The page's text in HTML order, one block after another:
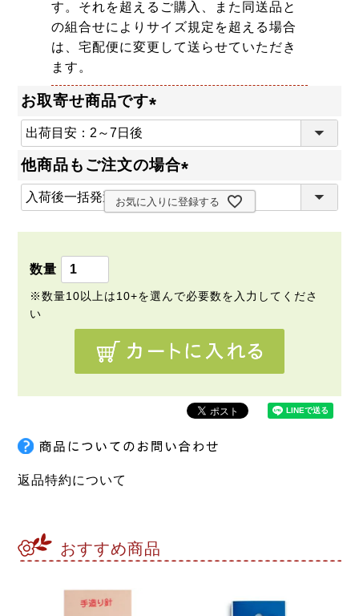
す。それを超えるご購入、また同送品と
の組合せによりサイズ規定を超える場合
は、宅配便に変更して送らせていただき
ます。
お取寄せ商品です
必
)
他商品もご注文の場合
(
お気に入りに登録する
返品特約について
おすすめ商品